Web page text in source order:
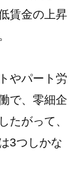
賃金の上昇
やパート労
で、零細企
たがって、
3つしかな